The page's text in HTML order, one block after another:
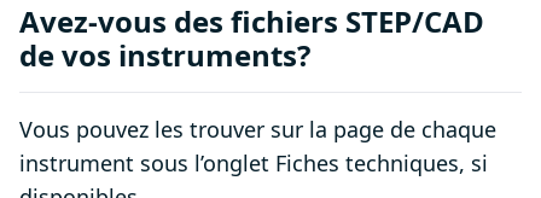
Avez-vous des fichiers STEP/CAD
de vos instruments?
Vous pouvez les trouver sur la page de chaque
instrument sous l’onglet Fiches techniques, si